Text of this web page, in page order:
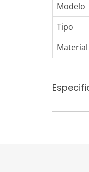
Modelo
Tipo
Material